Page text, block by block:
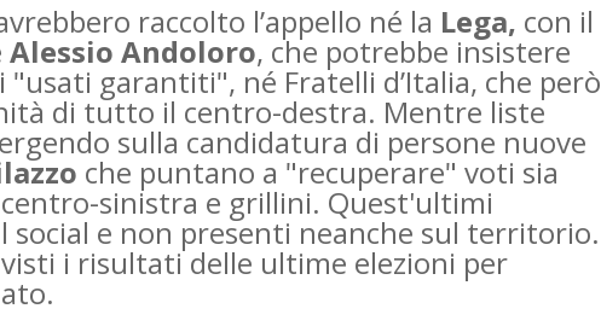
raccolto l’appello né la Lega, con il
Alessio Andoloro, che potrebbe insistere
garantiti", né Fratelli d’Italia, che però
di tutto il centro-destra. Mentre liste
sulla candidatura di persone nuove
che puntano a "recuperare" voti sia
sinistra e grillini. Quest'ultimi
social e non presenti neanche sul territorio.
i risultati delle ultime elezioni per